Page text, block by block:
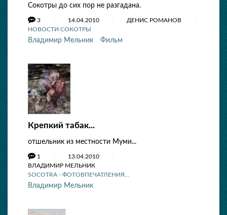
Сокотры до сих пор не разгадана.
3 14.04.2010
ДЕНИС РОМАНОВ
НОВОСТИ СОКОТРЫ
Владимир Мельник Фильм
Крепкий табак...
отшельник из местности Муми...
1
13.04.2010
ВЛАДИМИР МЕЛЬНИК
SOCOTRA - ФОТОВПЕЧАТЛЕНИЯ...
Владимир Мельник